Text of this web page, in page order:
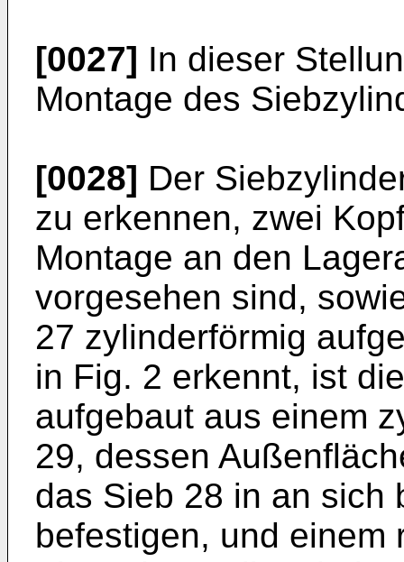
[0027] In dieser
Montage des
[0028] Der
zu erkennen, zwei
Montage an den
vorgesehen sind,
27 zylinderförmig
in Fig. 2 erkennt, ist
aufgebaut aus einem
29, dessen
das Sieb 28 in an sich
befestigen, und einem